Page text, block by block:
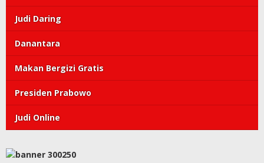
Judi Daring
Danantara
Makan Bergizi Gratis
Presiden Prabowo
Judi Online